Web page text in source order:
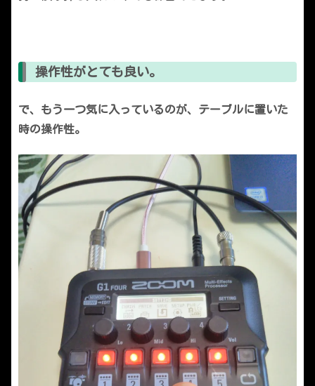
操作性がとても良い。
で、もう一つ気に入っているのが、テーブルに置いた
時の操作性。